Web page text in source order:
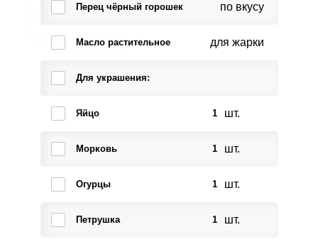
Перец чёрный горошек по вкусу
Масло растительное для жарки
Для украшения:
Яйцо 1 шт.
Морковь 1 шт.
Огурцы 1 шт.
Петрушка 1 шт.